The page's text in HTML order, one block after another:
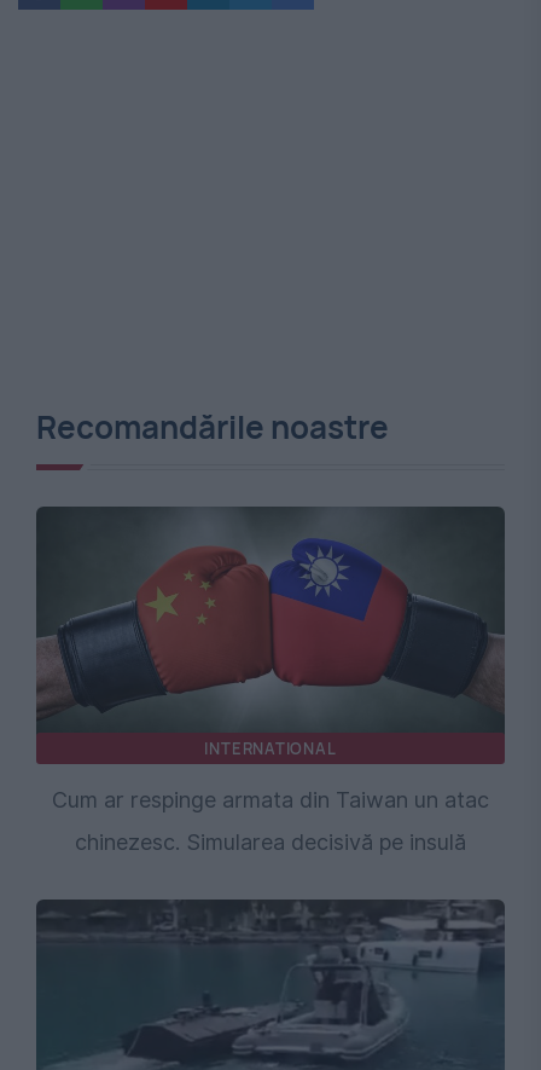
Recomandările noastre
INTERNATIONAL
Cum ar respinge armata din Taiwan un atac
chinezesc. Simularea decisivă pe insulă